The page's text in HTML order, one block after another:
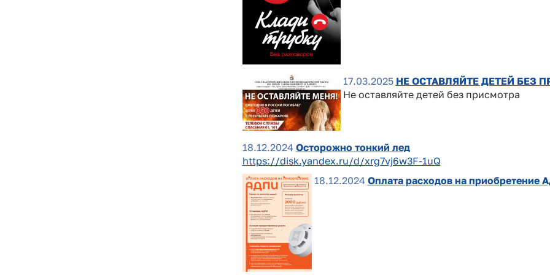
17.03.2025 НЕ ОСТАВЛЯЙТЕ ДЕТЕЙ БЕЗ
Не оставляйте детей без присмотра
18.12.2024 Осторожно тонкий лед
https://disk.yandex.ru/d/xrg7vj6w3F-1uQ
18.12.2024 Оплата расходов на приобретение